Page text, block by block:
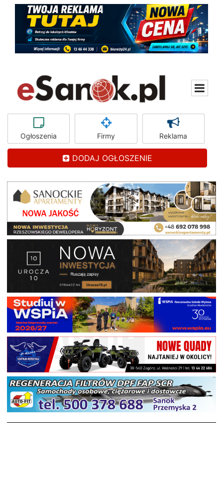
Ogłoszenia Firmy Reklama
DODAJ OGŁOSZENIE